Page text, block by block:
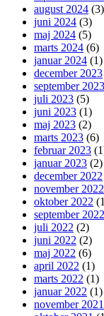
august 2024 (3)
juni 2024 (3)
maj 2024 (5)
marts 2024 (6)
januar 2024 (1)
december 2023
september 2023
juli 2023 (5)
juni 2023 (1)
maj 2023 (2)
marts 2023 (6)
februar 2023
januar 2023 (2)
december 2022
november 2022
oktober 2022
september 2022
juli 2022 (2)
juni 2022 (2)
maj 2022 (6)
april 2022 (1)
marts 2022 (1)
januar 2022 (1)
november 2021